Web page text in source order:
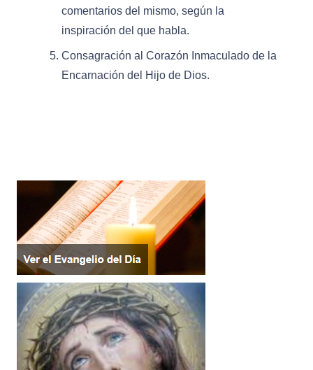
comentarios del mismo, según la
inspiración del que habla.
Consagración al Corazón Inmaculado de la
Encarnación del Hijo de Dios.